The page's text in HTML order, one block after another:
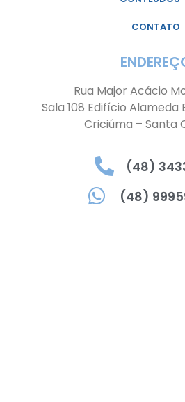
CONTATO
Rua Major Acácio
Sala 108 Edifício Alameda
Criciúma – Santa
(48)
(48)